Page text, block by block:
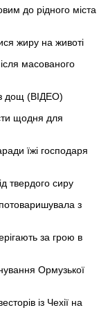
до рідного міста
жиру на животі
масованого
дощ (ВІДЕО)
щодня для
їжі господаря
твердого сиру
з
за грою в
Ормузької
із Чехії на